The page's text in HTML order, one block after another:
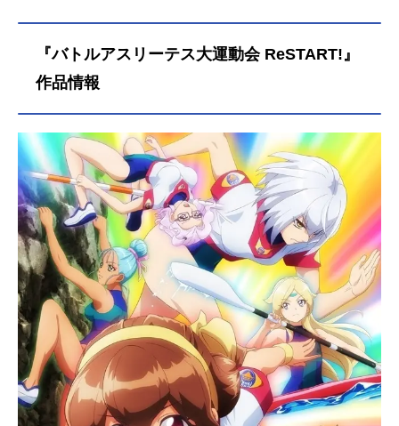
『バトルアスリーテス大運動会 ReSTART!』
作品情報